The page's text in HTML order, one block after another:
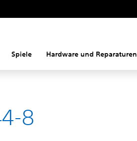
Spiele Hardware und Reparaturen
8